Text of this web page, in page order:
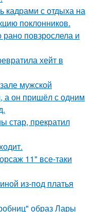
кадрами с отдыха на
поклонников.
повзрослела и
хейт в
мужской
а он пришёл с одним
стар, прекратил
11" все-таки
из-под платья
образ Лары